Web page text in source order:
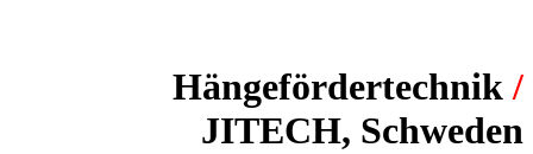
Hängefördertechnik/
JITECH, Schweden